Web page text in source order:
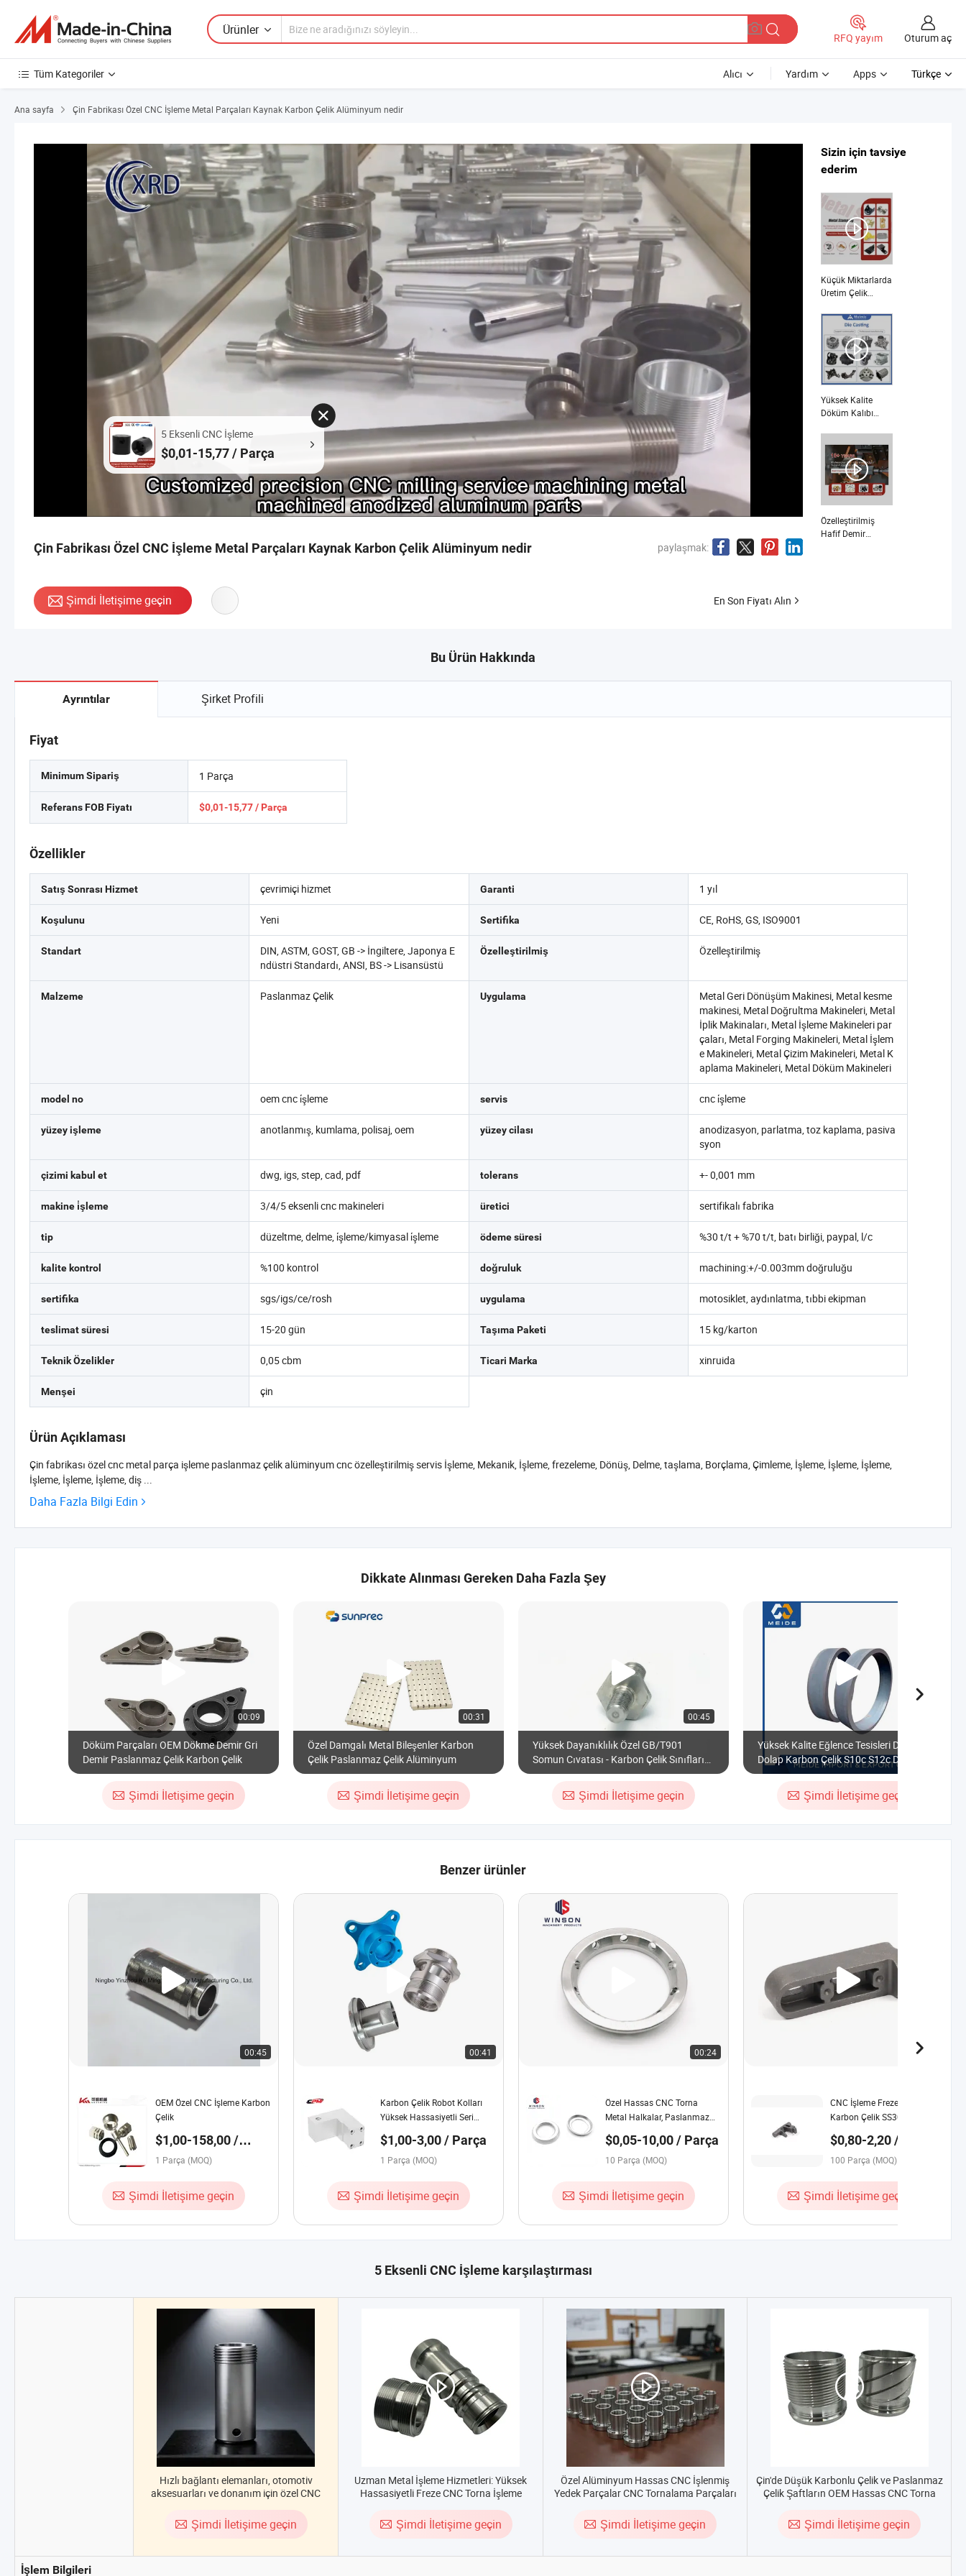
Ürünler
RFQ yayım Oturum aç
Tüm Kategoriler Alıcı Yardım Apps Türkçe
Ana sayfa Çin Fabrikası Özel CNC İşleme Metal Parçaları Kaynak Karbon Çelik Alüminyum nedir
5 Eksenli CNC İşleme
$0,01-15,77 / Parça
Sizin için tavsiye
ederim
Küçük Miktarlarda
Üretim Çelik
Alüminyum Pirinç
Sac Metal Lazer
Kesim Bükme
Kasa Konut nedir
Yüksek Kalite
Döküm Kalıbı
Alüminyum Çinko
Döküm Parçaları
nedir
Özelleştirilmiş
Hafif Demir
Çin Fabrikası Özel CNC İşleme Metal Parçaları Kaynak Karbon Çelik Alüminyum nedir paylaşmak:
Şimdi İletişime geçin En Son Fiyatı Alın
Bu Ürün Hakkında
Ayrıntılar Şirket Profili
Fiyat
Minimum Sipariş
Referans FOB Fiyatı
1 Parça
$0,01-15,77 / Parça
Özellikler
Satış Sonrası Hizmet çevrimiçi hizmet Garanti 1 yıl
Koşulunu Yeni Sertifika CE, RoHS, GS, ISO9001
Standart
DIN, ASTM, GOST, GB -> İngiltere, Japonya E
ndüstri Standardı, ANSI, BS -> Lisansüstü
Özelleştirilmiş Özelleştirilmiş
Malzeme Paslanmaz Çelik Uygulama
Metal Geri Dönüşüm Makinesi, Metal kesme
makinesi, Metal Doğrultma Makineleri, Metal
İplik Makinaları, Metal İşleme Makineleri par
çaları, Metal Forging Makineleri, Metal İşlem
e Makineleri, Metal Çizim Makineleri, Metal K
aplama Makineleri, Metal Döküm Makineleri
model no oem cnc i̇şleme servis cnc i̇şleme
yüzey işleme anotlanmış, kumlama, polisaj, oem yüzey cilası
anodizasyon, parlatma, toz kaplama, pasiva
syon
çizimi kabul et dwg, igs, step, cad, pdf tolerans +- 0,001 mm
makine i̇şleme 3/4/5 eksenli cnc makineleri üretici sertifikalı fabrika
tip düzeltme, delme, i̇şleme/kimyasal i̇şleme ödeme süresi %30 t/t + %70 t/t, batı birliği, paypal, l/c
kalite kontrol %100 kontrol doğruluk machining:+/-0.003mm doğruluğu
sertifika sgs/igs/ce/rosh uygulama motosiklet, aydınlatma, tıbbi ekipman
teslimat süresi 15-20 gün Taşıma Paketi 15 kg/karton
Teknik Özelikler 0,05 cbm Ticari Marka xinruida
Menşei çin
Ürün Açıklaması
Çin fabrikası özel cnc metal parça işleme paslanmaz çelik alüminyum cnc özelleştirilmiş servis İşleme, Mekanik, İşleme, frezeleme, Dönüş, Delme, taşlama, Borçlama, Çimleme, İşleme, İşleme, İşleme,
İşleme, İşleme, İşleme, diş ...
Daha Fazla Bilgi Edin
Dikkate Alınması Gereken Daha Fazla Şey
00:09
Döküm Parçaları OEM Dökme Demir Gri
Demir Paslanmaz Çelik Karbon Çelik
Şimdi İletişime geçin
00:31
Özel Damgalı Metal Bileşenler Karbon
Çelik Paslanmaz Çelik Alüminyum
Şimdi İletişime geçin
00:45
Yüksek Dayanıklılık Özel GB/T901
Somun Cıvatası - Karbon Çelik Sınıfları
8.8, 10.9, 12.9
Şimdi İletişime geçin
Yüksek Kalite Eğlence Tesisleri Dönme
Dolap Karbon Çelik S10c S12c Dövme
Halka Çelik Ss400 Hafif Çelik
Şimdi İletişime geçin
Benzer ürünler
00:45
OEM Özel CNC İşleme Karbon
Çelik
$1,00-158,00 /
Parça
1 Parça (MOQ)
Şimdi İletişime geçin
00:41
Karbon Çelik Robot Kolları
Yüksek Hassasiyetli Seri
$1,00-3,00 / Parça
1 Parça (MOQ)
Şimdi İletişime geçin
00:24
Özel Hassas CNC Torna
Metal Halkalar, Paslanmaz
Galvanizli
$0,05-10,00 / Parça
10 Parça (MOQ)
Şimdi İletişime geçin
00:26
CNC İşleme Freze Parçası
Karbon Çelik SS304 316
$0,80-2,20 / Parça
100 Parça (MOQ)
Şimdi İletişime geçin
5 Eksenli CNC İşleme karşılaştırması
Hızlı bağlantı elemanları, otomotiv
aksesuarları ve donanım için özel CNC
Şimdi İletişime geçin
Uzman Metal İşleme Hizmetleri: Yüksek
Hassasiyetli Freze CNC Torna İşleme
Şimdi İletişime geçin
Özel Alüminyum Hassas CNC İşlenmiş
Yedek Parçalar CNC Tornalama Parçaları
Şimdi İletişime geçin
Çin'de Düşük Karbonlu Çelik ve Paslanmaz
Çelik Şaftların OEM Hassas CNC Torna
Şimdi İletişime geçin
İşlem Bilgileri